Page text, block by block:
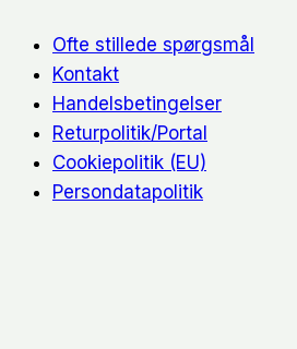
Ofte stillede spørgsmål
Kontakt
Handelsbetingelser
Returpolitik/Portal
Cookiepolitik (EU)
Persondatapolitik